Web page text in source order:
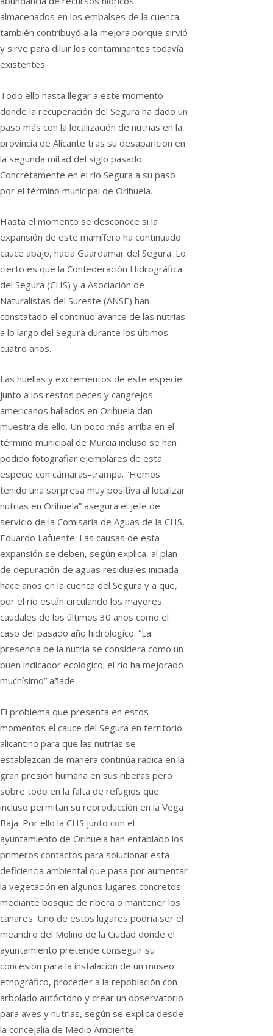
almacenados en los embalses de la cuenca
también contribuyó a la mejora porque sirvió
y sirve para diluir los contaminantes todavía
existentes.
Todo ello hasta llegar a este momento
donde la recuperación del Segura ha dado un
paso más con la localización de nutrias en la
provincia de Alicante tras su desaparición en
la segunda mitad del siglo pasado.
Concretamente en el río Segura a su paso
por el término municipal de Orihuela.
Hasta el momento se desconoce si la
expansión de este mamífero ha continuado
cauce abajo, hacia Guardamar del Segura. Lo
cierto es que la Confederación Hidrográfica
del Segura (CHS) y a Asociación de
Naturalistas del Sureste (ANSE) han
constatado el continuo avance de las nutrias
a lo largo del Segura durante los últimos
cuatro años.
Las huellas y excrementos de este especie
junto a los restos peces y cangrejos
americanos hallados en Orihuela dan
muestra de ello. Un poco más arriba en el
término municipal de Murcia incluso se han
podido fotografiar ejemplares de esta
especie con cámaras-trampa. “Hemos
tenido una sorpresa muy positiva al localizar
nutrias en Orihuela” asegura el jefe de
servicio de la Comisaría de Aguas de la CHS,
Eduardo Lafuente. Las causas de esta
expansión se deben, según explica, al plan
de depuración de aguas residuales iniciada
hace años en la cuenca del Segura y a que,
por el río están circulando los mayores
caudales de los últimos 30 años como el
caso del pasado año hidrólogico. “La
presencia de la nutria se considera como un
buen indicador ecológico; el río ha mejorado
muchísimo” añade.
El problema que presenta en estos
momentos el cauce del Segura en territorio
alicantino para que las nutrias se
establezcan de manera continúa radica en la
gran presión humana en sus riberas pero
sobre todo en la falta de refugios que
incluso permitan su reproducción en la Vega
Baja. Por ello la CHS junto con el
ayuntamiento de Orihuela han entablado los
primeros contactos para solucionar esta
deficiencia ambiental que pasa por aumentar
la vegetación en algunos lugares concretos
mediante bosque de ribera o mantener los
cañares. Uno de estos lugares podría ser el
meandro del Molino de la Ciudad donde el
ayuntamiento pretende conseguir su
concesión para la instalación de un museo
etnográfico, proceder a la repoblación con
arbolado autóctono y crear un observatorio
para aves y nutrias, según se explica desde
la concejalía de Medio Ambiente.